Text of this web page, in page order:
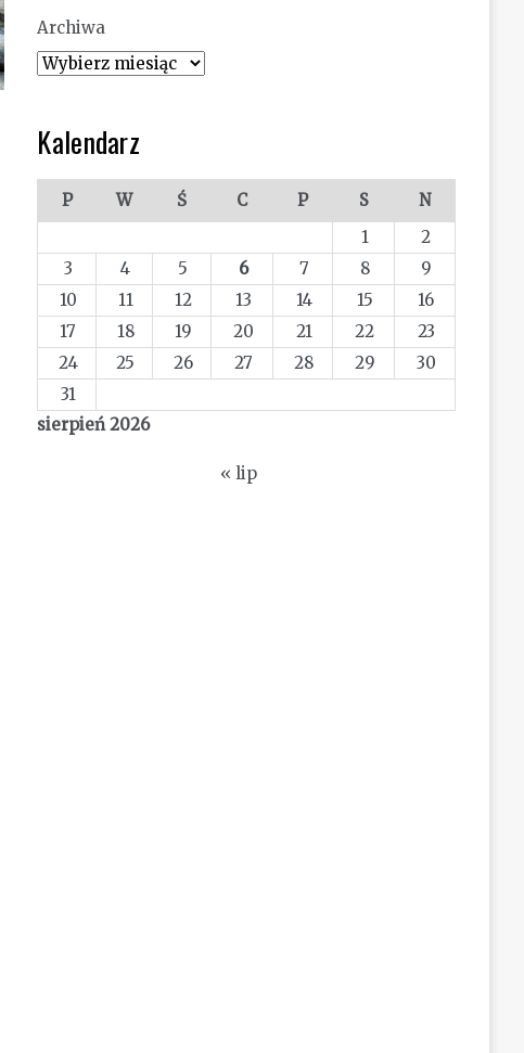
Archiwa
Kalendarz
sierpień 2026
P W Ś C P S
N
1
2
3
4 5 6 7 8
9
10
11 12 13 14 15
16
17
18 19 20 21 22
23
24
25 26 27 28 29
30
31
« lip